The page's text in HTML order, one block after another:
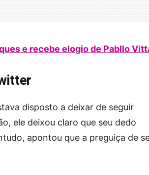
e recebe elogio de Pabllo
disposto a deixar de seguir
ele deixou claro que seu dedo
apontou que a preguiça de